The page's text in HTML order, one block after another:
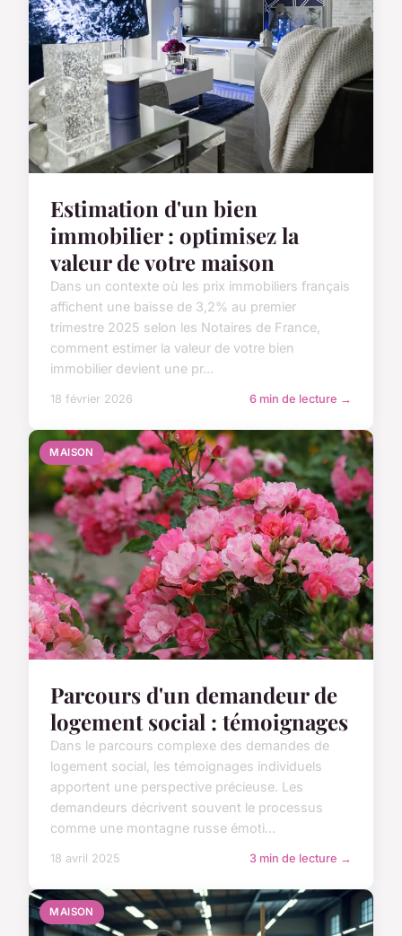
Estimation d'un bien
immobilier : optimisez la
valeur de votre maison
Dans un contexte où les prix immobiliers français
affichent une baisse de 3,2% au premier
trimestre 2025 selon les Notaires de France,
comment estimer la valeur de votre bien
immobilier devient une pr...
18 février 2026 6 min de lecture →
MAISON
Parcours d'un demandeur de
logement social : témoignages
Dans le parcours complexe des demandes de
logement social, les témoignages individuels
apportent une perspective précieuse. Les
demandeurs décrivent souvent le processus
comme une montagne russe émoti...
18 avril 2025 3 min de lecture →
MAISON